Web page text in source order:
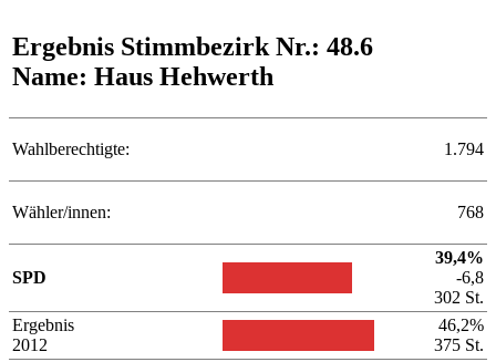
Ergebnis Stimmbezirk Nr.: 48.6
Name: Haus Hehwerth
Wahlberechtigte: 1.794
Wähler/innen: 768
SPD
39,4%
-6,8
302 St.
Ergebnis
2012
46,2%
375 St.